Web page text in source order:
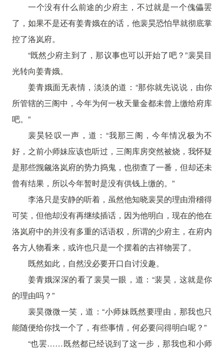
一个没有什么前途的少府主，不过就是一个傀儡罢
了，如果不是还有姜青娥在的话，他裴昊恐怕早就彻底掌
控了洛岚府。
“既然少府主到了，那议事也可以开始了吧？”裴昊目
光转向姜青娥。
姜青娥面无表情，淡淡的道：“那你就先说说，由你
所管辖的三阁中，今年为何一枚天量金都未曾上缴给府库
吧。”
裴昊轻叹一声，道：“我那三阁，今年情况极为不
好，之前小师妹应该也听过，三阁库房突然被烧，我怀疑
是那些觊觎洛岚府的势力捣鬼，也彻查了一番，但却还未
曾有结果，所以今年暂时是没有供钱上缴的。”
李洛只是安静的听着，虽然他知晓裴昊的理由滑稽得
可笑，但他却没有再继续插话，因为他明白，现在的他在
洛岚府中的并没有多重的话语权，所谓的少府主，在府内
各方人物看来，或许也只是一个摆着的吉祥物罢了。
既然如此，自然没必要开口自讨没趣。
姜青娥深深的看了裴昊一眼，道：“裴昊，这就是你
的理由吗？”
裴昊微微一笑，道：“小师妹既然要理由，那我也只
能随便给你找一个了，有些事情，何必要问得明白呢？”
“也罢……既然都已经说到了这一步，那我也和小师